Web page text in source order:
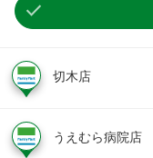
切木店
うえむら病院店